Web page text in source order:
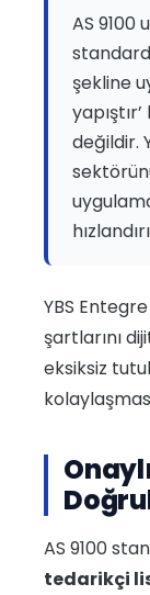
AS 9100
şekline
değildir.
YBS
şartlarını
eksiksiz
AS 9100
tedarikçi